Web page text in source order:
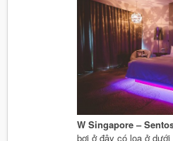
W Singapore –
bơi ở đây có loa ở